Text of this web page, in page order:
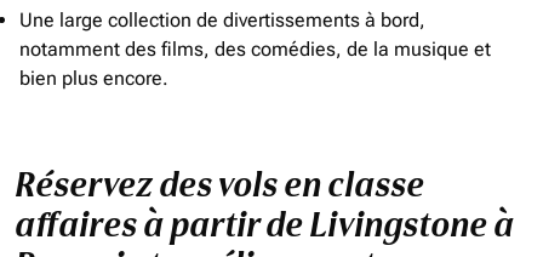
Une large collection de divertissements à bord,
notamment des films, des comédies, de la musique et
bien plus encore.
Réservez des vols en classe
affaires à partir de Livingstone à